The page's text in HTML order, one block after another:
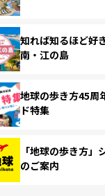
知れば知るほど好
南・江の島
地球の歩き方45周
ド特集
「地球の歩き方」
のご案内